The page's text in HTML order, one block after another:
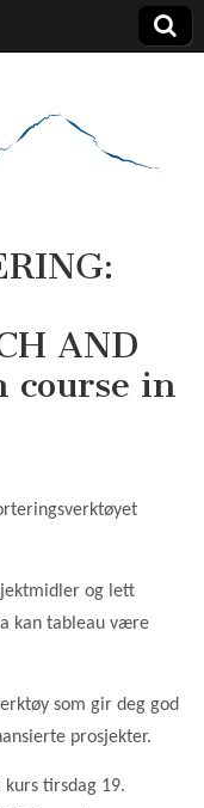
AND
course in
og lett
kan tableau være
som gir deg god
prosjekter.
tirsdag 19.